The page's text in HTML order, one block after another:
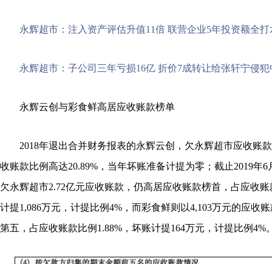
永辉超市：注入资产评估升值11倍 联营企业5年投资额全打
永辉超市：子公司三年亏损16亿 折价7成转让给张轩宁侵
永辉云创与彩食鲜高居应收账款榜单
2018年退出合并财务报表的永辉云创，欠永辉超市应收账款
收账款比例高达20.89%，当年坏账准备计提为零；截止2019年6
欠永辉超市2.72亿元应收账款，仍高居应收账款榜首，占应收账
计提1,086万元，计提比例4%，而彩食鲜则以4,103万元的应收
第五，占应收账款比例1.88%，坏账计提164万元，计提比例4%